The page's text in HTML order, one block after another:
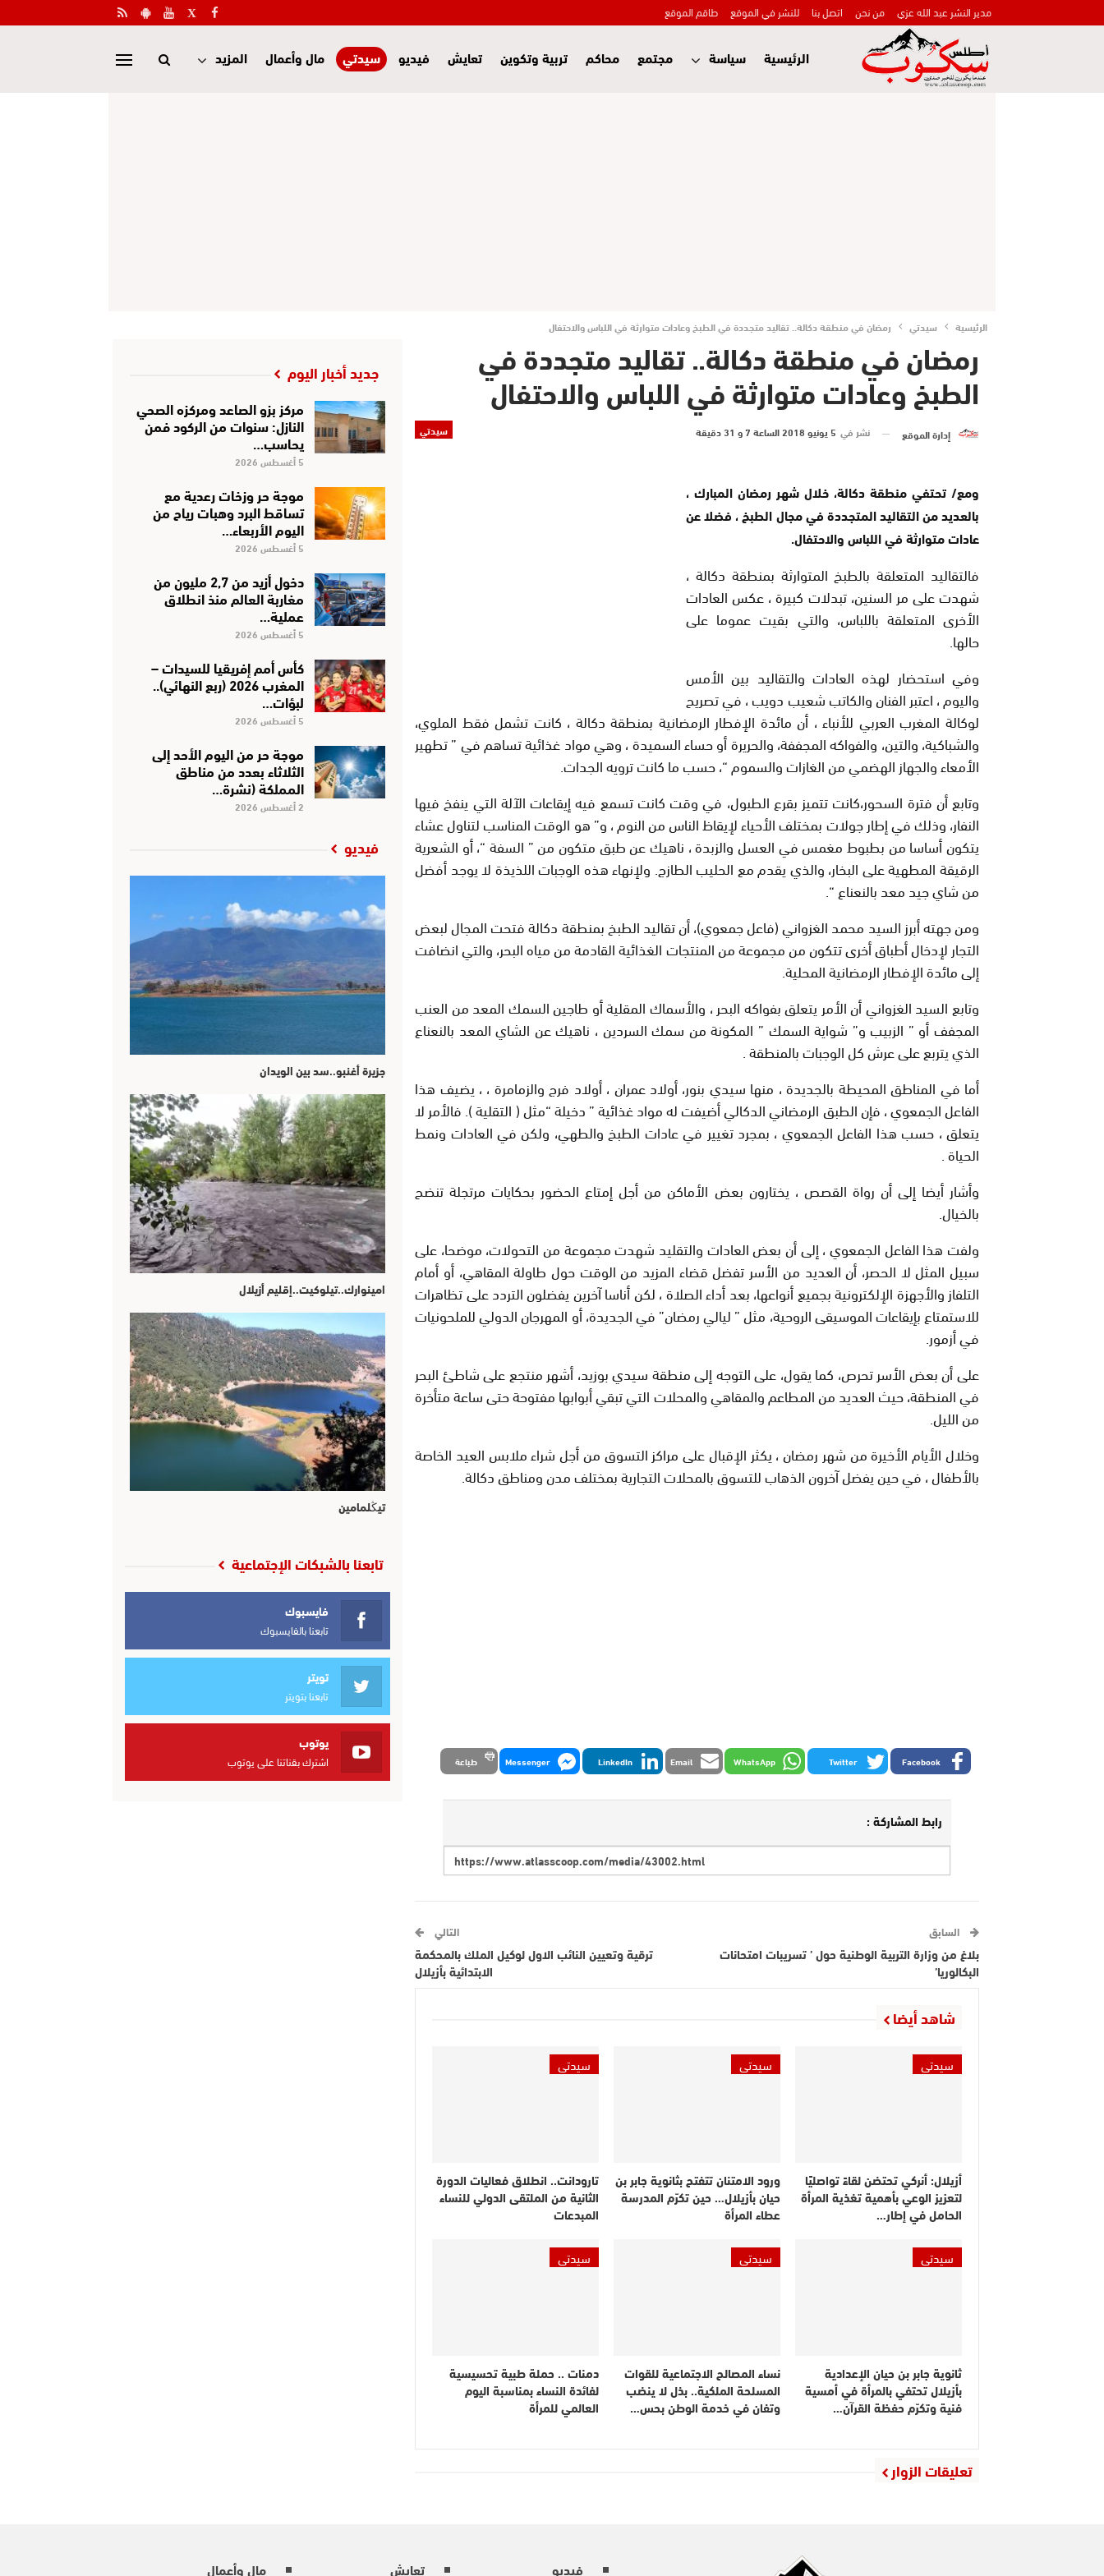
مدير النشر عبد الله عزي من نحن اتصل بنا للنشر في الموقع طاقم الموقع
الرئيسية سياسة مجتمع محاكم تربية وتكوين تعايش فيديو سيدتي مال وأعمال المزيد
الرئيسية سيدتي رمضان في منطقة دكالة.. تقاليد متجددة في الطبخ وعادات متوارثة في اللباس والاحتفال
رمضان في منطقة دكالة.. تقاليد متجددة في
الطبخ وعادات متوارثة في اللباس والاحتفال
سيدتي إدارة الموقع نشر في 5 يونيو 2018 الساعة 7 و 31 دقيقة
ومع/ تحتفي منطقة دكالة، خلال شهر رمضان المبارك ،
بالعديد من التقاليد المتجددة في مجال الطبخ ، فضلا عن
عادات متوارثة في اللباس والاحتفال.
فالتقاليد المتعلقة بالطبخ المتوارثة بمنطقة دكالة ،
شهدت على مر السنين، تبدلات كبيرة ، عكس العادات
الأخرى المتعلقة باللباس، والتي بقيت عموما على
حالها.
وفي استحضار لهذه العادات والتقاليد بين الأمس
واليوم ، اعتبر الفنان والكاتب شعيب دويب ، في تصريح
لوكالة المغرب العربي للأنباء ، أن مائدة الإفطار الرمضانية بمنطقة دكالة ، كانت تشمل فقط الملوي،
والشباكية، والتين، والفواكه المجففة، والحريرة أو حساء السميدة ، وهي مواد غذائية تساهم في ” تطهير
الأمعاء والجهاز الهضمي من الغازات والسموم “، حسب ما كانت ترويه الجدات.
وتابع أن فترة السحور،كانت تتميز بقرع الطبول، في وقت كانت تسمع فيه إيقاعات الآلة التي ينفخ فيها
النفار، وذلك في إطار جولات بمختلف الأحياء لإيقاظ الناس من النوم ، و” هو الوقت المناسب لتناول عشاء
يتكون أساسا من بطبوط مغمس في العسل والزبدة ، ناهيك عن طبق متكون من ” السفة “، أو الشعرية
الرقيقة المطهية على البخار، والذي يقدم مع الحليب الطازج. ولإنهاء هذه الوجبات اللذيذة لا يوجد أفضل
من شاي جيد معد بالنعناع “.
ومن جهته أبرز السيد محمد الغزواني (فاعل جمعوي)، أن تقاليد الطبخ بمنطقة دكالة فتحت المجال لبعض
التجار لإدخال أطباق أخرى تتكون من مجموعة من المنتجات الغذائية القادمة من مياه البحر، والتي انضافت
إلى مائدة الإفطار الرمضانية المحلية.
وتابع السيد الغزواني أن الأمر يتعلق بفواكه البحر ، والأسماك المقلية أو طاجين السمك المعد من العنب
المجفف أو ” الزبيب و” شواية السمك ” المكونة من سمك السردين ، ناهيك عن الشاي المعد بالنعناع
الذي يتربع على عرش كل الوجبات بالمنطقة .
أما في المناطق المحيطة بالجديدة ، منها سيدي بنور، أولاد عمران ، أولاد فرج والزمامرة ، ، يضيف هذا
الفاعل الجمعوي ، فإن الطبق الرمضاني الدكالي أضيفت له مواد غذائية ” دخيلة “مثل ( التقلية ). فالأمر لا
يتعلق ، حسب هذا الفاعل الجمعوي ، بمجرد تغيير في عادات الطبخ والطهي، ولكن في العادات ونمط
الحياة .
وأشار أيضا إلى أن رواة القصص ، يختارون بعض الأماكن من أجل إمتاع الحضور بحكايات مرتجلة تنضح
بالخيال.
ولفت هذا الفاعل الجمعوي ، إلى أن بعض العادات والتقليد شهدت مجموعة من التحولات، موضحا، على
سبيل المثل لا الحصر، أن العديد من الأسر تفضل قضاء المزيد من الوقت حول طاولة المقاهي، أو أمام
التلفاز والأجهزة الإلكترونية بجميع أنواعها، بعد أداء الصلاة ، لكن أناسا آخرين يفضلون التردد على تظاهرات
للاستمتاع بإيقاعات الموسيقى الروحية، مثل ” ليالي رمضان” في الجديدة، أو المهرجان الدولي للملحونيات
في أزمور.
على أن بعض الأسر تحرص، كما يقول، على التوجه إلى منطقة سيدي بوزيد، أشهر منتجع على شاطئ البحر
في المنطقة، حيث العديد من المطاعم والمقاهي والمحلات التي تبقي أبوابها مفتوحة حتى ساعة متأخرة
من الليل.
وخلال الأيام الأخيرة من شهر رمضان ، يكثر الإقبال على مراكز التسوق من أجل شراء ملابس العيد الخاصة
بالأطفال ، في حين يفضل آخرون الذهاب للتسوق بالمحلات التجارية بمختلف مدن ومناطق دكالة.
Facebook
Twitter
WhatsApp
Email
LinkedIn
Messenger طباعة
رابط المشاركة :
السابق
بلاغ من وزارة التربية الوطنية حول ’ تسريبات امتحانات
البكالوريا’
التالي
ترقية وتعيين النائب الاول لوكيل الملك بالمحكمة
الابتدائية بأزيلال
شاهد أيضا
سيدتي
أزيلال: أنركي تحتضن لقاءً تواصليًا
لتعزيز الوعي بأهمية تغذية المرأة
الحامل في إطار…
سيدتي
ورود الامتنان تتفتح بثانوية جابر بن
حيان بأزيلال… حين تكرّم المدرسة
عطاء المرأة
سيدتي
تارودانت.. انطلاق فعاليات الدورة
الثانية من الملتقى الدولي للنساء
المبدعات
سيدتي
ثانوية جابر بن حيان الإعدادية
بأزيلال تحتفي بالمرأة في أمسية
فنية وتكرّم حفظة القرآن…
سيدتي
نساء المصالح الاجتماعية للقوات
المسلحة الملكية.. بذل لا ينضب
وتفان في خدمة الوطن بحس…
سيدتي
دمنات .. حملة طبية تحسيسية
لفائدة النساء بمناسبة اليوم
العالمي للمرأة
تعليقات الزوار
جديد أخبار اليوم
مركز بزو الصاعد ومركزه الصحي
النازل: سنوات من الركود فمن
يحاسب…
5 أغسطس 2026
موجة حر وزخات رعدية مع
تساقط البرد وهبات رياح من
اليوم الأربعاء…
5 أغسطس 2026
دخول أزيد من 2,7 مليون من
مغاربة العالم منذ انطلاق
عملية…
5 أغسطس 2026
كأس أمم إفريقيا للسيدات –
المغرب 2026 (ربع النهائي)..
لبؤات…
5 أغسطس 2026
موجة حر من اليوم الأحد إلى
الثلاثاء بعدد من مناطق
المملكة (نشرة…
2 أغسطس 2026
فيديو
جزيرة أغنبو..سد بين الويدان
امينوارك..تيلوكيت..إقليم أزيلال
تيڭلمامين
تابعنا بالشبكات الإجتماعية
فايسبوك
تابعنا بالفايسبوك
تويتر
تابعنا بتويتر
يوتوب
اشترك بقناتنا على يوتوب
فيديو تعايش مال وأعمال